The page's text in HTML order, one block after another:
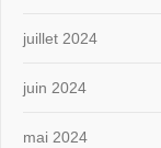
juillet 2024
juin 2024
mai 2024